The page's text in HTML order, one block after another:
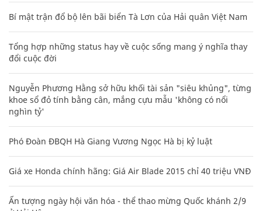
Bí mật trận đổ bộ lên bãi biển Tà Lơn của Hải quân Việt Nam
Tổng hợp những status hay về cuộc sống mang ý nghĩa thay
đổi cuộc đời
Nguyễn Phương Hằng sở hữu khối tài sản "siêu khủng", từng
khoe sổ đỏ tính bằng cân, mắng cựu mẫu 'không có nổi
nghìn tỷ'
Phó Đoàn ĐBQH Hà Giang Vương Ngọc Hà bị kỷ luật
Giá xe Honda chính hãng: Giá Air Blade 2015 chỉ 40 triệu VNĐ
Ấn tượng ngày hội văn hóa - thể thao mừng Quốc khánh 2/9